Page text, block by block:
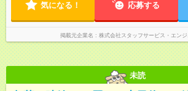
気になる！ 応募する
掲載元企業名 株式会社スタッフサービス・エン
未読